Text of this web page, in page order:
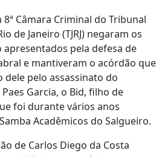
Câmara Criminal do Tribunal
de Janeiro (TJRJ) negaram os
pela defesa de
e mantiveram o acórdão que
pelo assassinato do
Garcia, o Bid, filho de
foi durante vários anos
Acadêmicos do Salgueiro.
de Carlos Diego da Costa